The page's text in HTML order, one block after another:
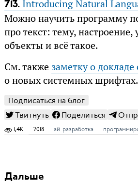
713.Introducing Natural
Можно научить программу
про текст: тему,
объекты и всё такое.
См. также заметку о
о новых системных шрифтах.
Подписаться на блог
Твитнуть
Поделиться
1,4K 2018 ай-разработка
Дальше